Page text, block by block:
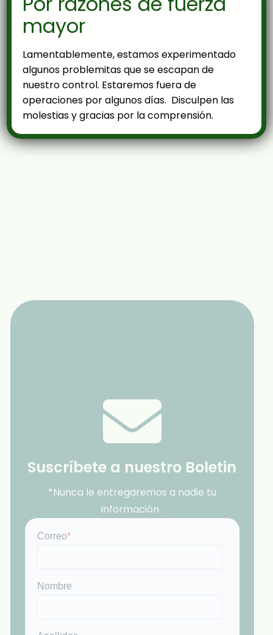
Suscríbete a nuestro Boletin
*Nunca le entregaremos a nadie tu
información.
mayor
Lamentablemente, estamos experimentado
algunos problemitas que se escapan de
nuestro control. Estaremos fuera de
operaciones por algunos días. Disculpen las
molestias y gracias por la comprensión.